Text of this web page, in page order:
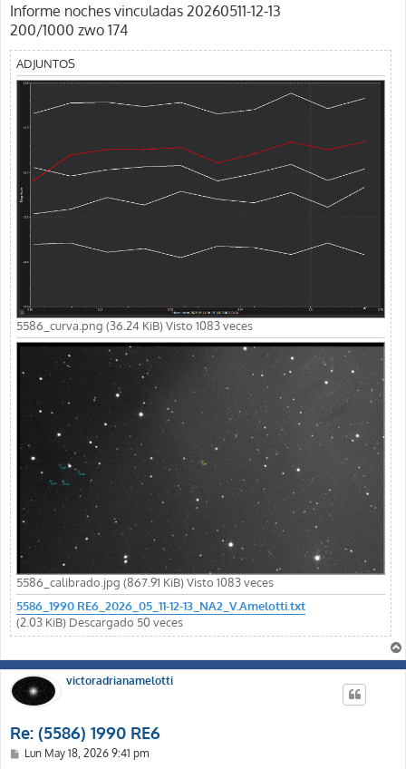
n
s
a
e
Informe noches vinculadas 20260511-12-13
200/1000 zwo 174
ADJUNTOS
5586_curva.png (36.24 KiB) Visto 1083 veces
5586_calibrado.jpg (867.91 KiB) Visto 1083 veces
5586_1990 RE6_2026_05_11-12-13_NA2_V.Amelotti.txt
(2.03 KiB) Descargado 50 veces
victoradrianamelotti
Re: (5586) 1990 RE6
M
Lun May 18, 2026 9:41 pm